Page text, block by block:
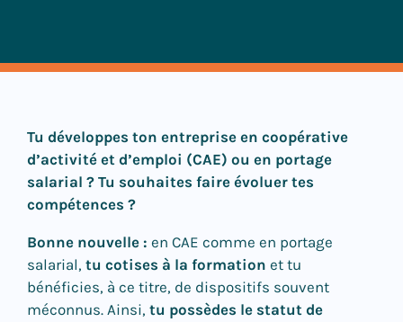
Tu développes ton entreprise en coopérative
d’activité et d’emploi (CAE) ou en portage
salarial ? Tu souhaites faire évoluer tes
compétences ?
Bonne nouvelle : en CAE comme en portage
salarial, tu cotises à la formation et tu
bénéficies, à ce titre, de dispositifs souvent
méconnus. Ainsi, tu possèdes le statut de